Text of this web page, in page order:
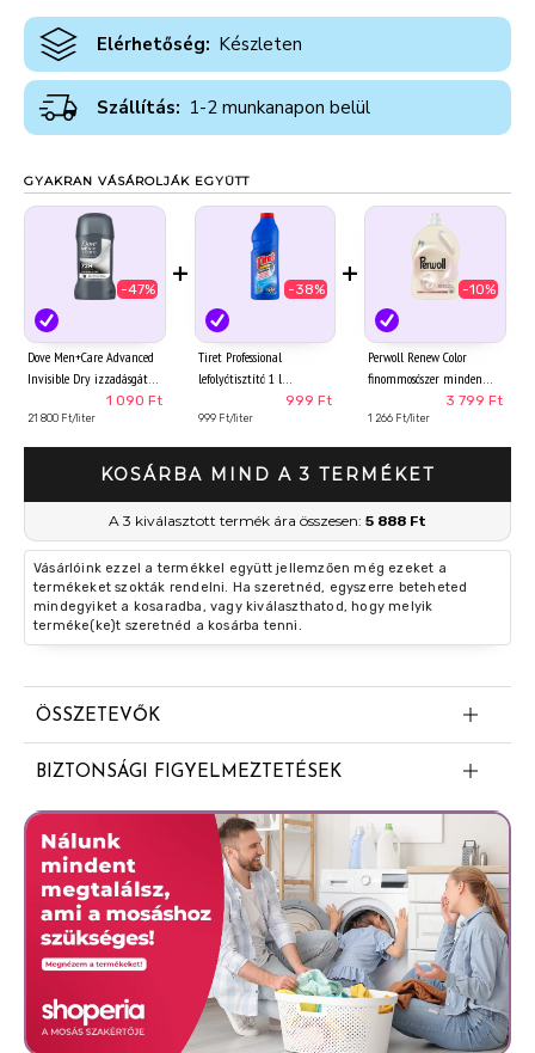
Elérhetőség: Készleten
Szállítás: 1-2 munkanapon belül
GYAKRAN VÁSÁROLJÁK EGYÜTT
-47%
Dove Men+Care Advanced
Invisible Dry izzadásgátló
1 090 Ft
21 800 Ft/liter
+
-38%
Tiret Professional
lefolyótisztító 1 l
999 Ft
999 Ft/liter
+
-10%
Perwoll Renew Color
finommosószer minden
világos és fehér színű
ruhához 60 mosás 3 l
3 799 Ft
1 266 Ft/liter
KOSÁRBA MIND A 3 TERMÉKET
A 3 kiválasztott termék ára összesen: 5 888 Ft
Vásárlóink ezzel a termékkel együtt jellemzően még ezeket a
termékeket szokták rendelni. Ha szeretnéd, egyszerre beteheted
mindegyiket a kosaradba, vagy kiválaszthatod, hogy melyik
terméke(ke)t szeretnéd a kosárba tenni.
ÖSSZETEVŐK
PPG-14 Butyl Ether
C15-19 Alkane
Aluminum Sesquichlorohydrate
Isopropyl Palmitate
Paraffinum Liquidum
Hydrogenated Castor Oil
Glycine
BIZTONSÁGI FIGYELMEZTETÉSEK
Irritált vagy sérült bőrön ne alkalmazza. Kiütés vagy
irritáció esetén ne használja tovább.